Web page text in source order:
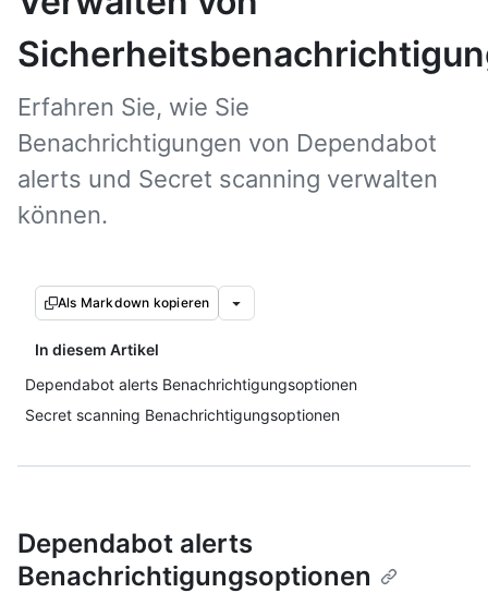
Erfahren Sie, wie Sie
Benachrichtigungen von Dependabot
alerts und Secret scanning verwalten
können.
Als Markdown kopieren
In diesem Artikel
Dependabot alerts Benachrichtigungsoptionen
Secret scanning Benachrichtigungsoptionen
Dependabot alerts
Benachrichtigungsoptionen